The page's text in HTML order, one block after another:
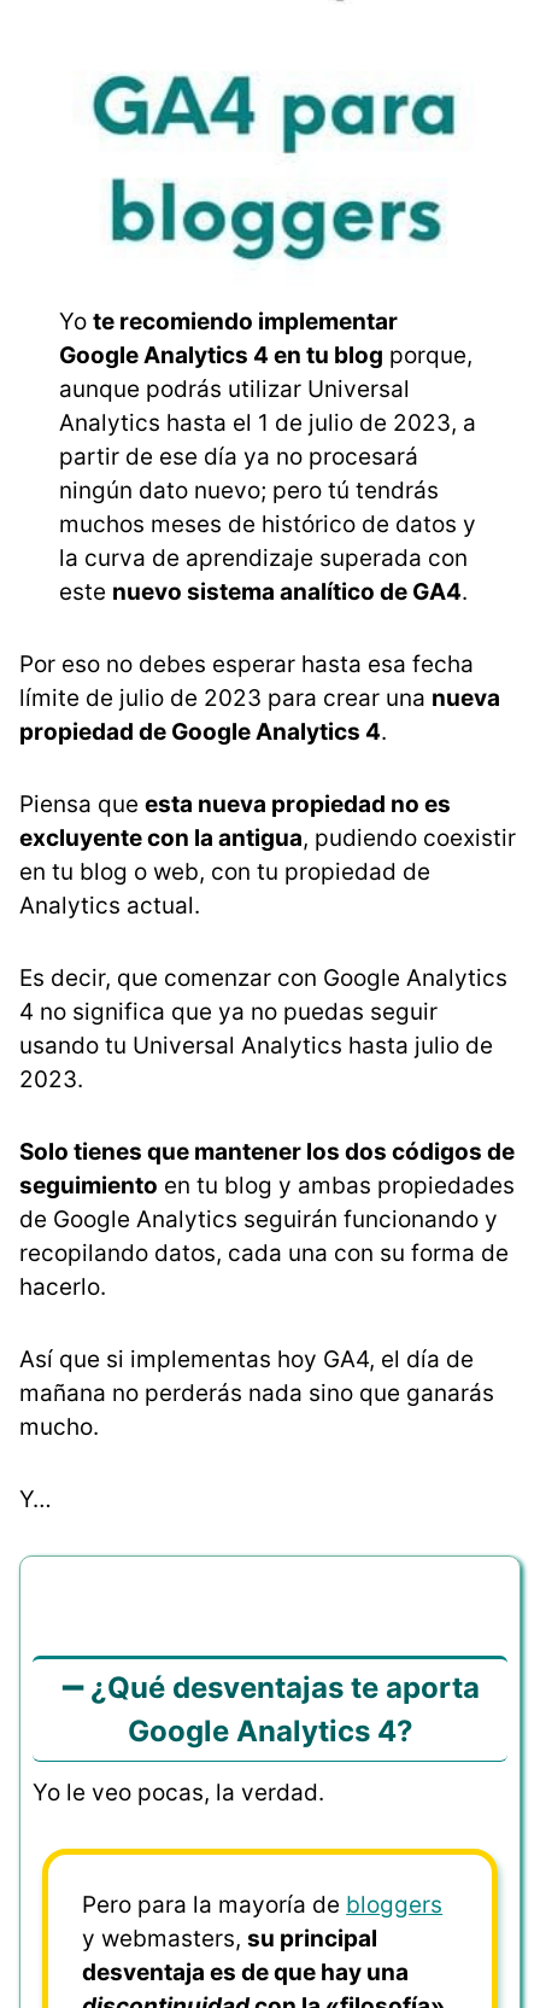
Yote recomiendo implementar
Google Analytics 4 en tu blog porque,
aunque podrás utilizar Universal
Analytics hasta el 1 de julio de 2023, a
partir de ese día ya no procesará
ningún dato nuevo; pero tú tendrás
muchos meses de histórico de datos y
la curva de aprendizaje superada con
este nuevo sistema analítico de GA4.
Por eso no debes esperar hasta esa fecha
límite de julio de 2023 para crear una nueva
propiedad de Google Analytics 4.
Piensa que esta nueva propiedad no es
excluyente con la antigua, pudiendo coexistir
en tu blog o web, con tu propiedad de
Analytics actual.
Es decir, que comenzar con Google Analytics
4 no significa que ya no puedas seguir
usando tu Universal Analytics hasta julio de
2023.
Solo tienes que mantener los dos códigos de
seguimiento en tu blog y ambas propiedades
de Google Analytics seguirán funcionando y
recopilando datos, cada una con su forma de
hacerlo.
Así que si implementas hoy GA4, el día de
mañana no perderás nada sino que ganarás
mucho.
Y…
➖ ¿Qué desventajas te aporta
Google Analytics 4?
Yo le veo pocas, la verdad.
Pero para la mayoría de bloggers
y webmasters,su principal
desventaja es de que hay una